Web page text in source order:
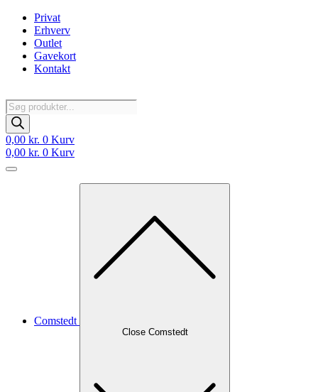
Videre
indhold
Privat
Erhverv
Outlet
Gavekort
Kontakt
Products
search
0,00 kr. 0 Kurv
0,00 kr. 0 Kurv
Comstedt
Close Comstedt